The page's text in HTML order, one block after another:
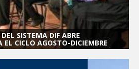
SISTEMA DIF ABRE
EL CICLO AGOSTO-DICIEMBRE